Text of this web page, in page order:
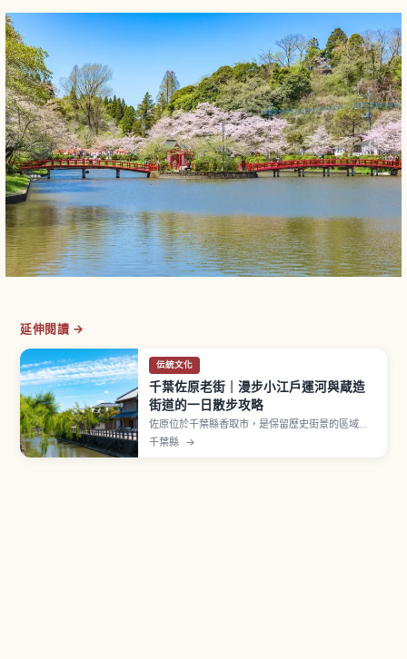
延伸閱讀 →
伝統文化
千葉佐原老街｜漫步小江戶運河與蔵造
街道的一日散步攻略
佐原位於千葉縣香取市，是保留歷史街景的區域，
也被稱為「北總的小江戶」。江戶時代因利根川水
運繁榮、作為商人之町發展。1996年小野川沿岸選
千葉縣 →